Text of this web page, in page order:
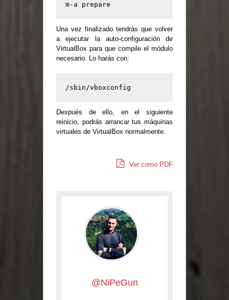
m-a prepare
Una vez finalizado tendrás que volver
a ejecutar la auto-configuración de
VirtualBox para que compile el módulo
necesario. Lo harás con:
/sbin/vboxconfig
Después de ello, en el siguiente
reinicio, podrás arrancar tus máquinas
virtuales de VirtualBox normalmente.
Ver como PDF
@NiPeGun